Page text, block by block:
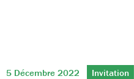
5 Décembre 2022 Invitation